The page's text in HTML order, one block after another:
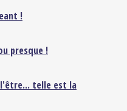
!
presque !
l'être... telle est la